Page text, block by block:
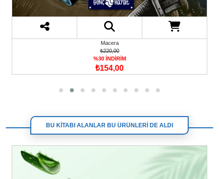
₺200,00
₺140,00
BU KİTABI ALANLAR BU ÜRÜNLERİ DE ALDI